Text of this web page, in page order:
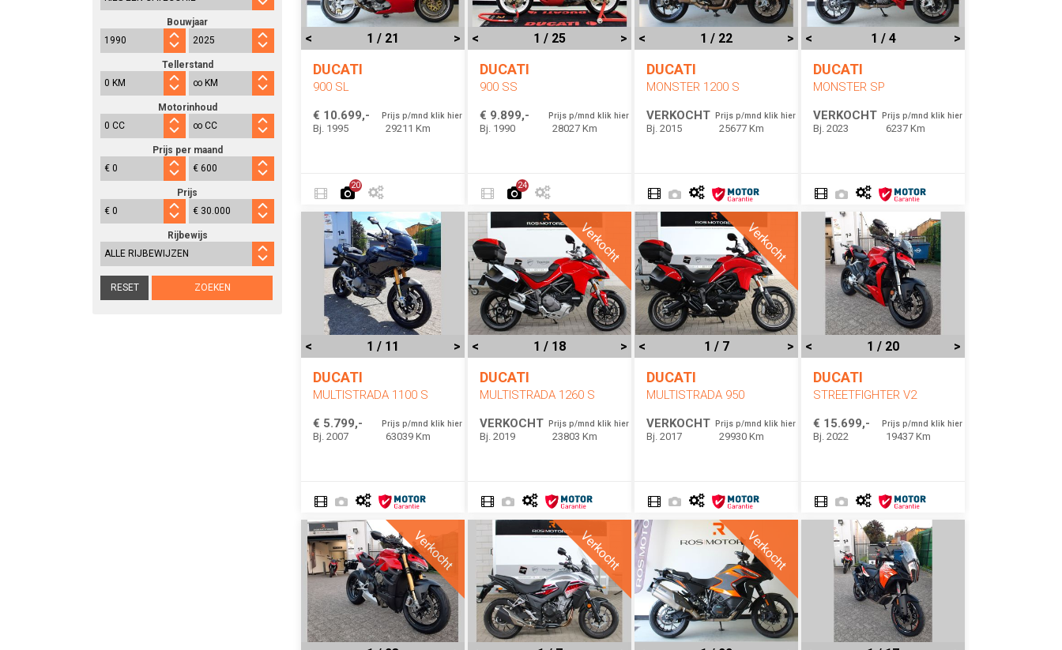
Bouwjaar
Tellerstand
Motorinhoud
Prijs per maand
Prijs
Rijbewijs
RESET ZOEKEN
< 1 / 21 >
DUCATI
900 SL
€ 10.699,-
Prijs p/mnd klik hier
Bj. 1995 29211 Km
20
< 1 / 25 >
DUCATI
900 SS
€ 9.899,-
Prijs p/mnd klik hier
Bj. 1990 28027 Km
24
< 1 / 22 >
DUCATI
MONSTER 1200 S
VERKOCHT
Prijs p/mnd klik hier
Bj. 2015 25677 Km
< 1 / 4 >
DUCATI
MONSTER SP
VERKOCHT
Prijs p/mnd klik hier
Bj. 2023 6237 Km
< 1 / 11 >
DUCATI
MULTISTRADA 1100 S
€ 5.799,-
Prijs p/mnd klik hier
Bj. 2007 63039 Km
Verkocht
< 1 / 18 >
DUCATI
MULTISTRADA 1260 S
VERKOCHT
Prijs p/mnd klik hier
Bj. 2019 23803 Km
Verkocht
< 1 / 7 >
DUCATI
MULTISTRADA 950
VERKOCHT
Prijs p/mnd klik hier
Bj. 2017 29930 Km
< 1 / 20 >
DUCATI
STREETFIGHTER V2
€ 15.699,-
Prijs p/mnd klik hier
Bj. 2022 19437 Km
Verkocht Verkocht Verkocht